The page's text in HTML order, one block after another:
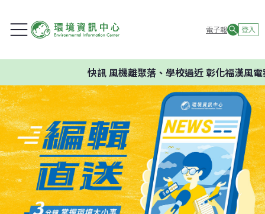
電子報 登入
快訊風機離聚落、學校過近 彰化福漢風電